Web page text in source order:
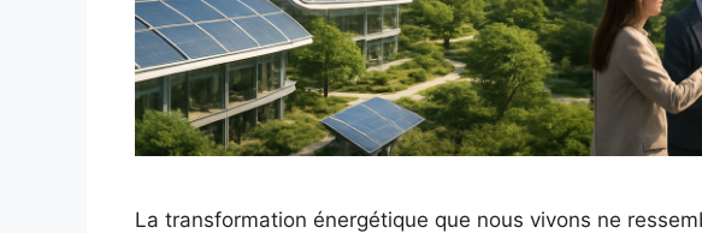
La transformation énergétique que nous vivons ne